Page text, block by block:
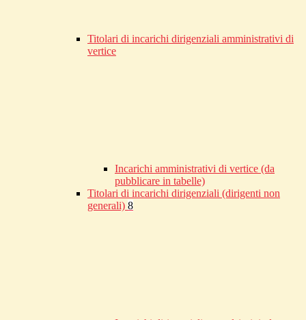
Titolari di incarichi dirigenziali amministrativi di
vertice
Incarichi amministrativi di vertice (da
pubblicare in tabelle)
Titolari di incarichi dirigenziali (dirigenti non
generali) 8